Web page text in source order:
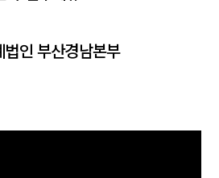
인 부산경남본부